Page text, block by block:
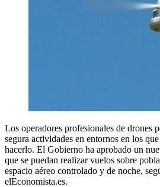
Los operadores profesionales de drones
segura actividades en entornos en los
hacerlo. El Gobierno ha aprobado un
que se puedan realizar vuelos sobre
espacio aéreo controlado y de noche,
elEconomista.es.